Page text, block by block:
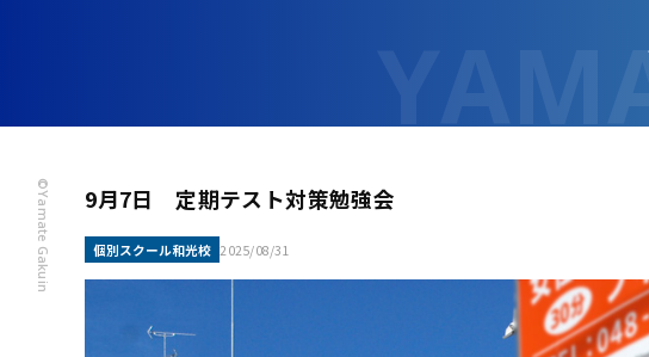
©Yamate Gakuin 9月7日 定期テスト対策勉強会
個別スクール和光校 2025/08/31